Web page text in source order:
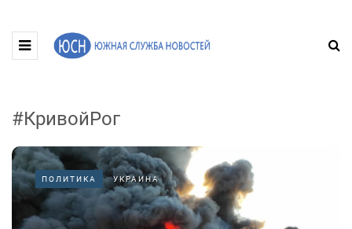
#КривойРог
ПОЛИТИКА УКРАИНА